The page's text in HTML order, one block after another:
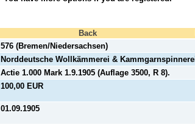
Back
576 (Bremen/Niedersachsen)
Norddeutsche Wollkämmerei &
Actie 1.000 Mark 1.9.1905 (Auflage 3500, R 8).
100,00 EUR
01.09.1905